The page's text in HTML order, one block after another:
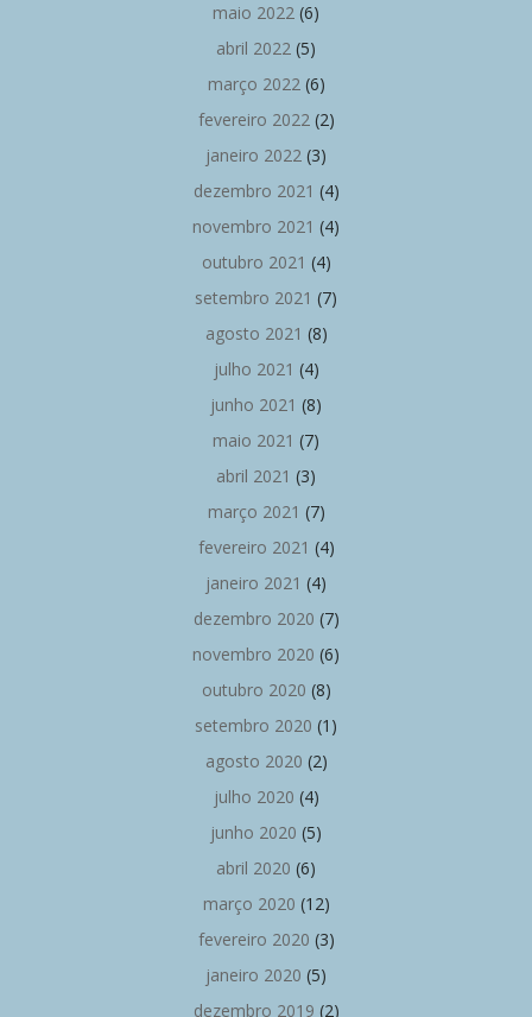
maio 2022 (6)
abril 2022 (5)
março 2022(6)
fevereiro 2022(2)
janeiro 2022 (3)
dezembro 2021 (4)
novembro 2021 (4)
outubro 2021 (4)
setembro 2021 (7)
agosto 2021 (8)
julho 2021 (4)
junho 2021 (8)
maio 2021 (7)
abril 2021 (3)
março 2021 (7)
fevereiro 2021 (4)
janeiro 2021 (4)
dezembro 2020 (7)
novembro 2020 (6)
outubro 2020 (8)
setembro 2020 (1)
agosto 2020 (2)
julho 2020 (4)
junho 2020 (5)
abril 2020 (6)
março 2020 (12)
fevereiro 2020 (3)
janeiro 2020 (5)
dezembro 2019 (2)